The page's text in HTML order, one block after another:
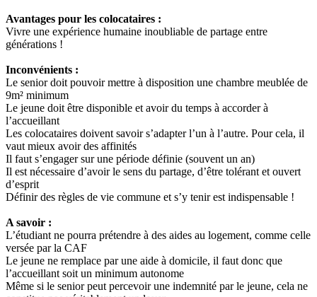
Avantages pour les colocataires :
Vivre une expérience humaine inoubliable de partage entre
générations !
Inconvénients :
Le senior doit pouvoir mettre à disposition une chambre meublée de
9m² minimum
Le jeune doit être disponible et avoir du temps à accorder à
l’accueillant
Les colocataires doivent savoir s’adapter l’un à l’autre. Pour cela, il
vaut mieux avoir des affinités
Il faut s’engager sur une période définie (souvent un an)
Il est nécessaire d’avoir le sens du partage, d’être tolérant et ouvert
d’esprit
Définir des règles de vie commune et s’y tenir est indispensable !
A savoir :
L’étudiant ne pourra prétendre à des aides au logement, comme celle
versée par la CAF
Le jeune ne remplace par une aide à domicile, il faut donc que
l’accueillant soit un minimum autonome
Même si le senior peut percevoir une indemnité par le jeune, cela ne